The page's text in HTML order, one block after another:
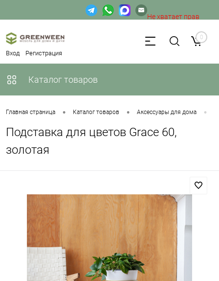
Вход Регистрация
Не хватает прав
доступа к веб-форме. 0
Каталог товаров
Главная страница • Каталог товаров • Аксессуары для дома •
Подставка для цветов Grace 60,
золотая